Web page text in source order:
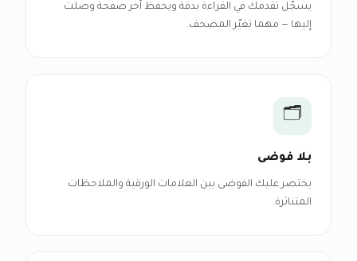
يسجّل تقدمك في القراءة بدقة ويحفظ آخر صفحة وصلت
إليها — مهما تغيّر المصحف.
🗂️
بلا فوضى
يختصر عليك الفوضى بين العلامات الورقية والملاحظات
المتناثرة.